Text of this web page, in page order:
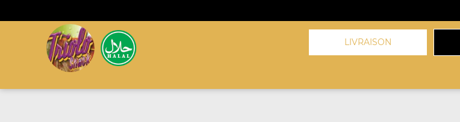
LIVRAISON